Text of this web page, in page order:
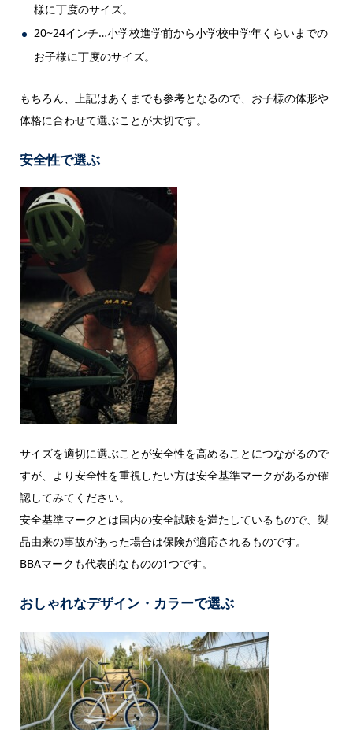
様に丁度のサイズ。
20~24インチ…小学校進学前から小学校中学年くらいまでの
お子様に丁度のサイズ。
もちろん、上記はあくまでも参考となるので、お子様の体形や
体格に合わせて選ぶことが大切です。
安全性で選ぶ
サイズを適切に選ぶことが安全性を高めることにつながるので
すが、より安全性を重視したい方は安全基準マークがあるか確
認してみてください。
安全基準マークとは国内の安全試験を満たしているもので、製
品由来の事故があった場合は保険が適応されるものです。
BBAマークも代表的なものの1つです。
おしゃれなデザイン・カラーで選ぶ